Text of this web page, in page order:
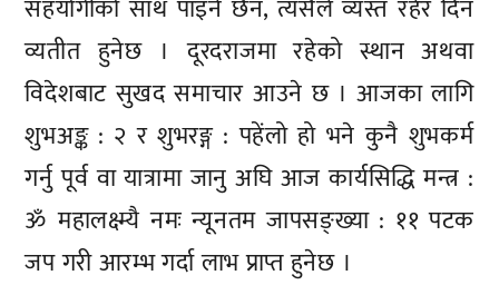
सहयोगीको साथ पाइने छैन, त्यसैले व्यस्त रहेर दिन
व्यतीत हुनेछ । दूरदराजमा रहेको स्थान अथवा
विदेशबाट सुखद समाचार आउने छ । आजका लागि
शुभअङ्क : २ र शुभरङ्ग : पहेंलो हो भने कुनै शुभकर्म
गर्नु पूर्व वा यात्रामा जानु अघि आज कार्यसिद्धि मन्त्र :
ॐ महालक्ष्म्यै नमः न्यूनतम जापसङ्ख्या : ११ पटक
जप गरी आरम्भ गर्दा लाभ प्राप्त हुनेछ ।